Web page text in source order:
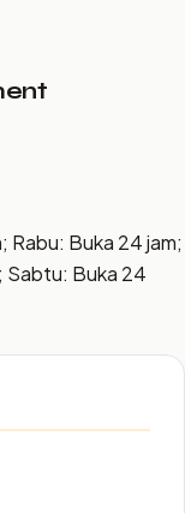
Rabu: Buka 24 jam;
Sabtu: Buka 24